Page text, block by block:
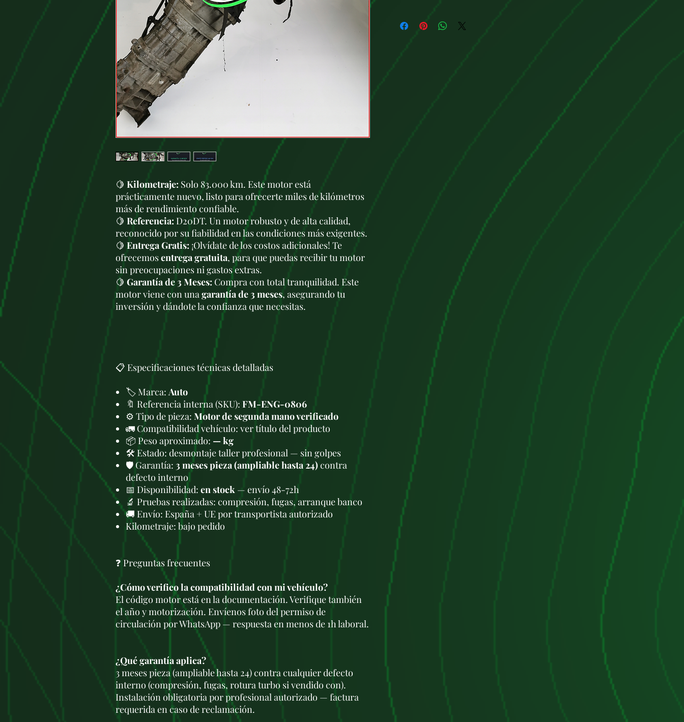
🍋 Kilometraje: Solo 83.000 km. Este motor está
prácticamente nuevo, listo para ofrecerte miles de kilómetros
más de rendimiento confiable.
🍋 Referencia: D20DT. Un motor robusto y de alta calidad,
reconocido por su fiabilidad en las condiciones más exigentes.
🍋 Entrega Gratis: ¡Olvídate de los costos adicionales! Te
ofrecemosentrega gratuita, para que puedas recibir tu motor
sin preocupaciones ni gastos extras.
🍋 Garantía de 3 Meses: Compra con total tranquilidad. Este
motor viene con unagarantía de 3 meses, asegurando tu
inversión y dándote la confianza que necesitas.
📋 Especificaciones técnicas detalladas
🏷️ Marca:Auto
🔖 Referencia interna (SKU): FM-ENG-0806
⚙️ Tipo de pieza: Motor de segunda mano verificado
🚛 Compatibilidad vehículo: ver título del producto
📦 Peso aproximado: — kg
🛠 Estado: desmontaje taller profesional — sin golpes
🛡️ Garantía: 3 meses pieza (ampliable hasta 24) contra
defecto interno
📅 Disponibilidad: en stock — envío 48-72h
🔬 Pruebas realizadas: compresión, fugas, arranque banco
🚚 Envío: España + UE por transportista autorizado
Kilometraje: bajo pedido
❓ Preguntas frecuentes
¿Cómo verifico la compatibilidad con mi vehículo?
El código motor está en la documentación. Verifique también
el año y motorización. Envíenos foto del permiso de
circulación por WhatsApp — respuesta en menos de 1h laboral.
¿Qué garantía aplica?
3 meses pieza (ampliable hasta 24) contra cualquier defecto
interno (compresión, fugas, rotura turbo si vendido con).
Instalación obligatoria por profesional autorizado — factura
requerida en caso de reclamación.
Tipo de motor:Diésel de cuatro cilindros en línea.
Motor de cuatro tiempos con
turboalimentación.
DOHC (doble árbol de levas en cabeza).
Inyección directa Common Rail.
para mejorar la entrega de potencia en
un amplio rango de revoluciones.
Sistema de control de emisiones:
En versiones más
recientes, cuenta con filtro de partículas diésel (DPF)
para cumplir con las normativas de emisiones.
Dependiendo del mercado y la
versión, este motor genera aproximadamente
a 4,000 rpm.
Par máximo:
310 y 340 Nm
aproximadamente 1,800 a 2,750 rpm, lo que le permite
una gran capacidad de arrastre y buen rendimiento a
Common Rail Bosch de alta
presión, que permite una atomización más fina del
combustible, mejorando la eficiencia y reduciendo las
Relación de compresión:
Consumo de combustible:
En promedio, el
SsangYong Kyron 2.0 Xdi con este motor puede tener
un consumo combinado de entre
Common Rail:
desarrollado por Bosch, permite una inyección más
precisa y eficiente del combustible, lo que mejora la
lineal y mayor flexibilidad en diversas condiciones de
manejo.
Intercooler:
intercooler que enfría el aire comprimido por el turbo
eficiencia de la combustión.
Aplicaciones del motor D20DT:
Este motor se ha utilizado principalmente en vehículos
de la gama SUV de SsangYong, especialmente en los
modelos:
diésel y al mercado europeo.
SsangYong Rexton: